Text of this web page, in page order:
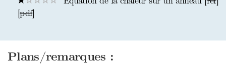
[pdf]
Plans/remarques :